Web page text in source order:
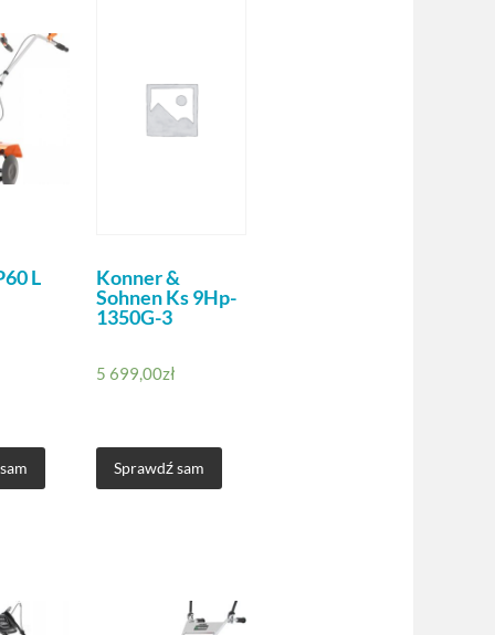
L
Konner &
Sohnen Ks 9Hp-
1350G-3
5 699,00zł
Sprawdź sam